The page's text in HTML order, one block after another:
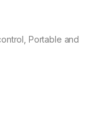
Portable and